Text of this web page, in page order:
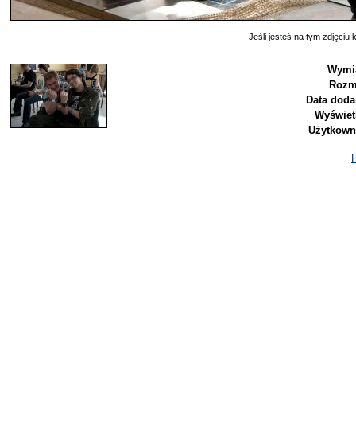
Jeśli jesteś na tym zdjęciu
Data